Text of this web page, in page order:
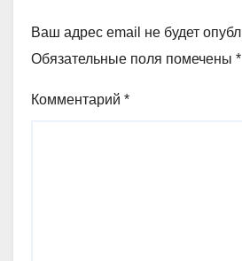
Ваш адрес email не будет
Обязательные поля помечены *
Комментарий *